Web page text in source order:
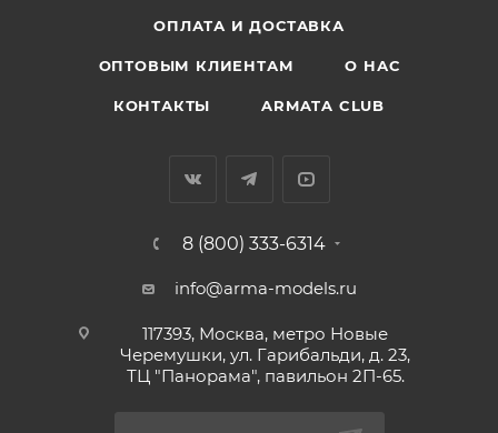
ОПЛАТА И ДОСТАВКА
ОПТОВЫМ КЛИЕНТАМ О НАС
КОНТАКТЫ ARMATA CLUB
8 (800) 333-6314
info@arma-models.ru
117393, Москва, метро Новые
Черемушки, ул. Гарибальди, д. 23,
ТЦ "Панорама", павильон 2П-65.